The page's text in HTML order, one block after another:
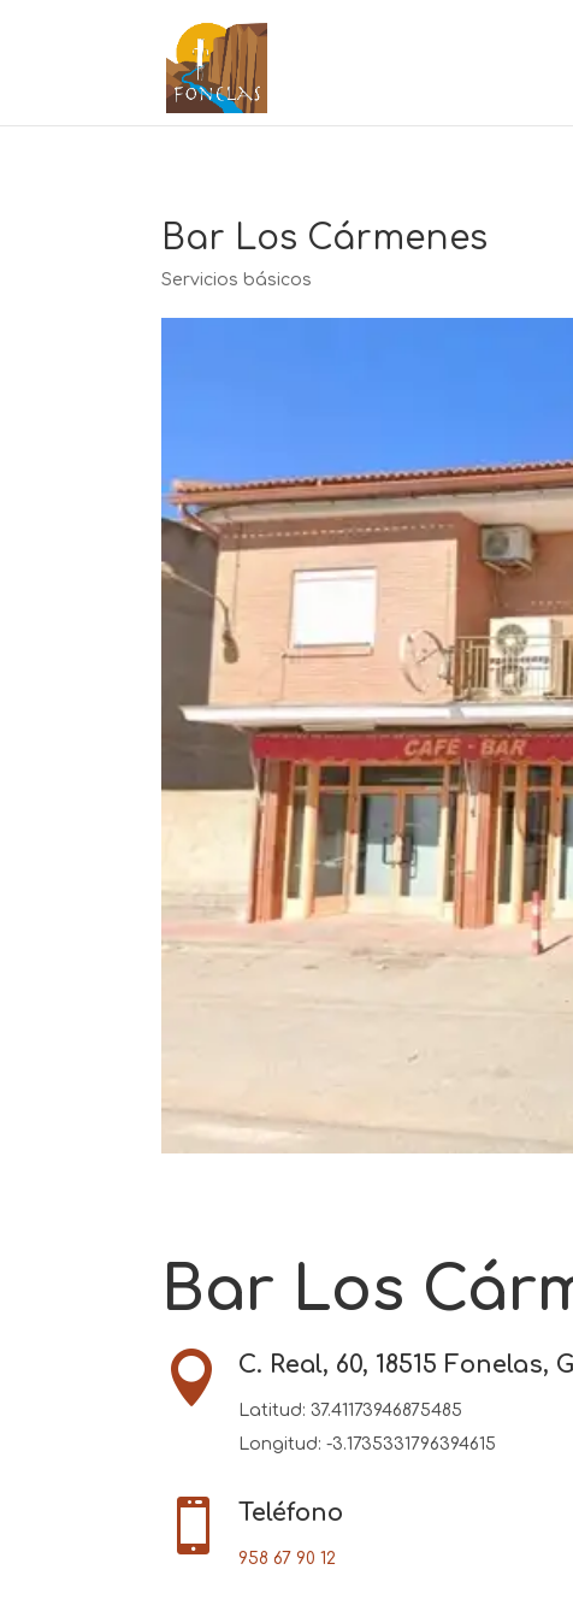
Bar Los Cármenes
Servicios básicos
Bar Los
 C. Real, 60, 18515 Fonelas,
Latitud: 37.41173946875485
Longitud: -3.1735331796394615
 Teléfono
958 67 90 12